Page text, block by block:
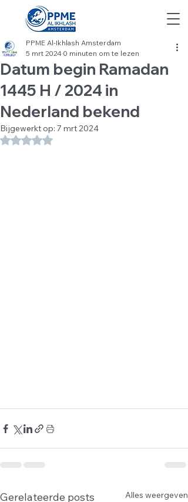
Datum begin Ramadan
1445 H / 2024 in
Nederland bekend
PPME Al-Ikhlash Amsterdam
5 mrt 2024 0 minuten om te lezen
Bijgewerkt op: 7 mrt 2024
Beoordeeld met NaN uit 5 sterren.
Gerelateerde posts Alles weergeven